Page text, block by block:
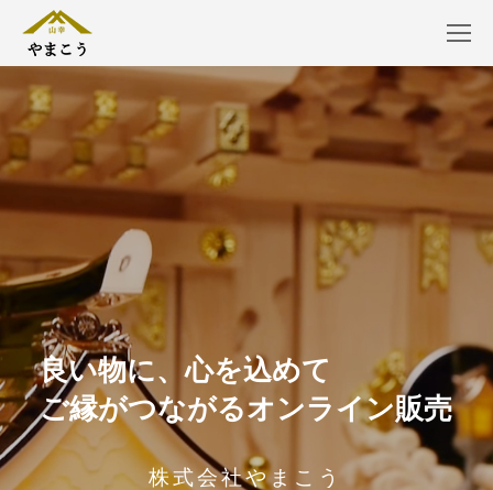
良い物に、心を込めて
ご縁がつながるオ ンライン販売
株式会社やまこう